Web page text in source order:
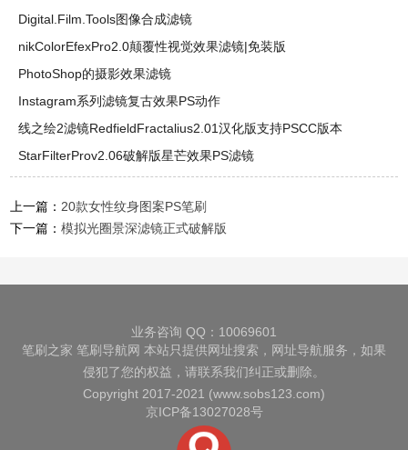
Digital.Film.Tools图像合成滤镜
nikColorEfexPro2.0颠覆性视觉效果滤镜|免装版
PhotoShop的摄影效果滤镜
Instagram系列滤镜复古效果PS动作
线之绘2滤镜RedfieldFractalius2.01汉化版支持PSCC版本
StarFilterProv2.06破解版星芒效果PS滤镜
上一篇： 20款女性纹身图案PS笔刷
下一篇：模拟光圈景深滤镜正式破解版
业务咨询 QQ：10069601
笔刷之家 笔刷导航网 本站只提供网址搜索，网址导航服务，如果
侵犯了您的权益，请联系我们纠正或删除。
Copyright 2017-2021 (www.sobs123.com)
京ICP备13027028号